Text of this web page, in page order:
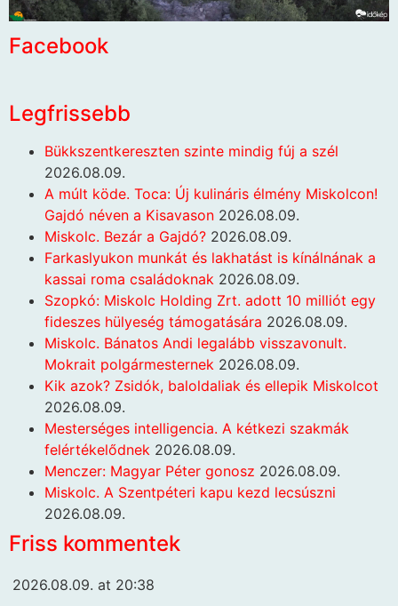
Facebook
Legfrissebb
Bükkszentkereszten szinte mindig fúj a szél
2026.08.09.
A múlt köde. Toca: Új kulináris élmény Miskolcon!
Gajdó néven a Kisavason 2026.08.09.
Miskolc. Bezár a Gajdó? 2026.08.09.
Farkaslyukon munkát és lakhatást is kínálnának a
kassai roma családoknak 2026.08.09.
Szopkó: Miskolc Holding Zrt. adott 10 milliót egy
fideszes hülyeség támogatására 2026.08.09.
Miskolc. Bánatos Andi legalább visszavonult.
Mokrait polgármesternek 2026.08.09.
Kik azok? Zsidók, baloldaliak és ellepik Miskolcot
2026.08.09.
Mesterséges intelligencia. A kétkezi szakmák
felértékelődnek 2026.08.09.
Menczer: Magyar Péter gonosz 2026.08.09.
Miskolc. A Szentpéteri kapu kezd lecsúszni
2026.08.09.
Friss kommentek
2026.08.09. at 20:38